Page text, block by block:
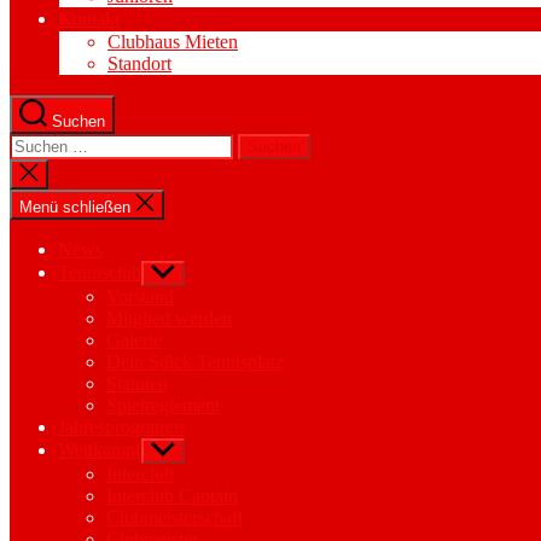
Clubhaus Mieten
Standort
Suchen
Suchen
nach:
Suche
schließen
Menü schließen
Untermenü
anzeigen
Untermenü
anzeigen